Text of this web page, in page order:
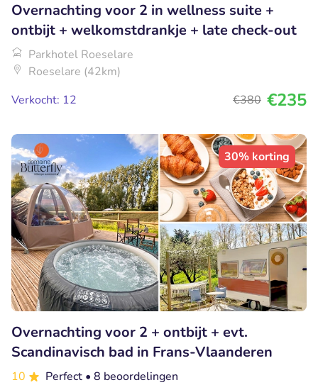
Overnachting voor 2 in wellness suite +
ontbijt + welkomstdrankje + late check-out
Parkhotel Roeselare
Roeselare (42km)
Verkocht: 12
€380 €235
30% korting
Overnachting voor 2 + ontbijt + evt.
Scandinavisch bad in Frans-Vlaanderen
10 Perfect • 8 beoordelingen